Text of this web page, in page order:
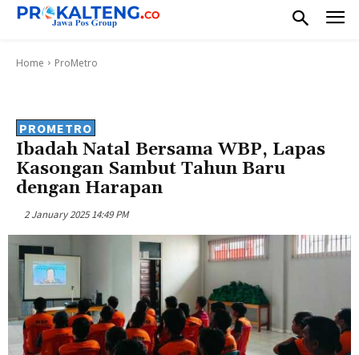
Home ProMetro
PROMETRO
Ibadah Natal Bersama WBP, Lapas
Kasongan Sambut Tahun Baru
dengan Harapan
2 January 2025 14:49 PM